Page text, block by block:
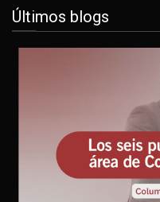
Últimos blogs